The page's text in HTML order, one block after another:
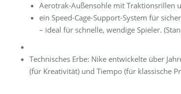
Aerotrak-Außensohle mit Traktionsrillen
ein Speed-Cage-Support-System für
– ideal für schnelle, wendige Spieler.
Technisches Erbe: Nike entwickelte über
(für Kreativität) und Tiempo (für klassische